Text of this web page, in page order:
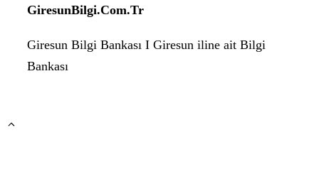
GiresunBilgi.Com.Tr
Giresun Bilgi Bankası I Giresun iline ait Bilgi
Bankası